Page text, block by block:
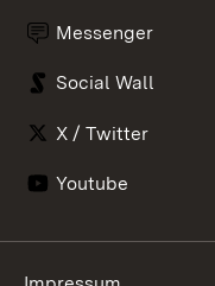
Messenger
Social Wall
X / Twitter
Youtube